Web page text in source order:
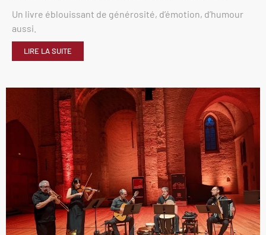
Un livre éblouissant de générosité, d’émotion, d’humour
aussi.
LIRE LA SUITE